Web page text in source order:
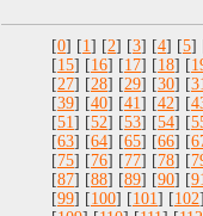
[0] [1 ] [2] [3] [4] [5]
[15] [16] [17] [18] [
[27] [28] [29] [30] [31
[39] [40] [41 ] [42] [
[51 ] [52] [53] [54] [
[63] [64] [65] [66] [
[75] [76] [77] [78] [
[87] [88] [89] [90] [91
[99] [100] [101 ] [102